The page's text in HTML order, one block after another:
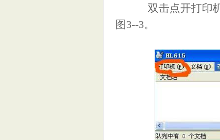
双击点开打印机驱
图3--3。